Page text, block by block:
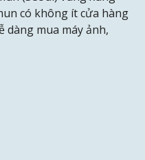
có không ít cửa hàng
dàng mua máy ảnh,